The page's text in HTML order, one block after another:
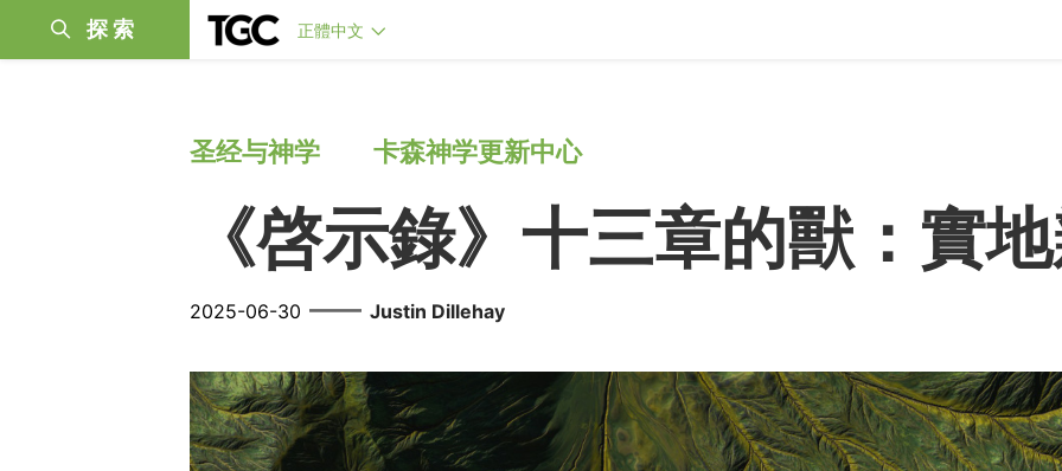
探索 正體中文
圣经与神学 卡森神学更新中心
《啓示錄》十三章的獸：實
2025-06-30 —— Justin Dillehay